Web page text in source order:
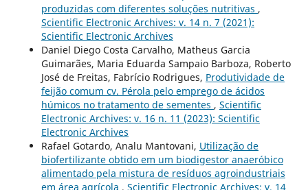
produzidas com diferentes soluções nutritivas ,
Scientific Electronic Archives: v. 14 n. 7 (2021):
Scientific Electronic Archives
Daniel Diego Costa Carvalho, Matheus Garcia
Guimarães, Maria Eduarda Sampaio Barboza, Roberto
José de Freitas, Fabrício Rodrigues, Produtividade de
feijão comum cv. Pérola pelo emprego de ácidos
húmicos no tratamento de sementes , Scientific
Electronic Archives: v. 16 n. 11 (2023): Scientific
Electronic Archives
Rafael Gotardo, Analu Mantovani, Utilização de
biofertilizante obtido em um biodigestor anaeróbico
alimentado pela mistura de resíduos agroindustriais
em área agrícola , Scientific Electronic Archives: v. 14